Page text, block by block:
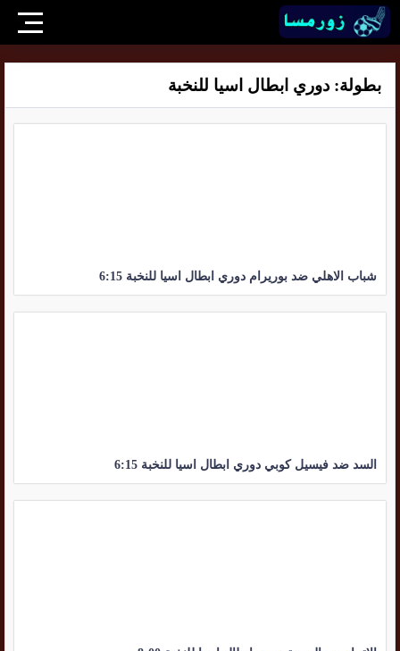
بطولة:دوري ابطال اسيا للنخبة
شباب الاهلي ضد بوريرام دوري ابطال اسيا للنخبة 6:15
السد ضد فيسيل كوبي دوري ابطال اسيا للنخبة 6:15